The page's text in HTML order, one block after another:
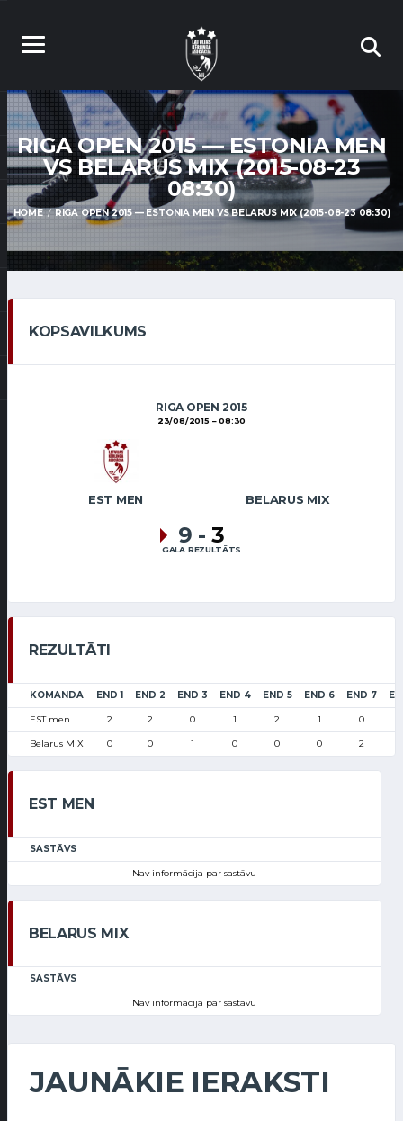
RIGA OPEN 2015 — ESTONIA MEN
VS BELARUS MIX (2015-08-23
08:30)
HOME RIGA OPEN 2015 — ESTONIA MEN VS BELARUS MIX (2015-08-23 08:30)
KOPSAVILKUMS
RIGA OPEN 2015
23/08/2015 08:30
EST MEN BELARUS MIX
9 - 3
GALA REZULTĀTS
REZULTĀTI
KOMANDA END 1 END 2 END 3 END 4 END 5 END 6 END 7
EST men 2 2 0 1 2 1 0
Belarus MIX 0 0 1 0 0 0 2
EST MEN
SASTĀVS
Nav informācija par sastāvu
BELARUS MIX
SASTĀVS
Nav informācija par sastāvu
JAUNĀKIE IERAKSTI